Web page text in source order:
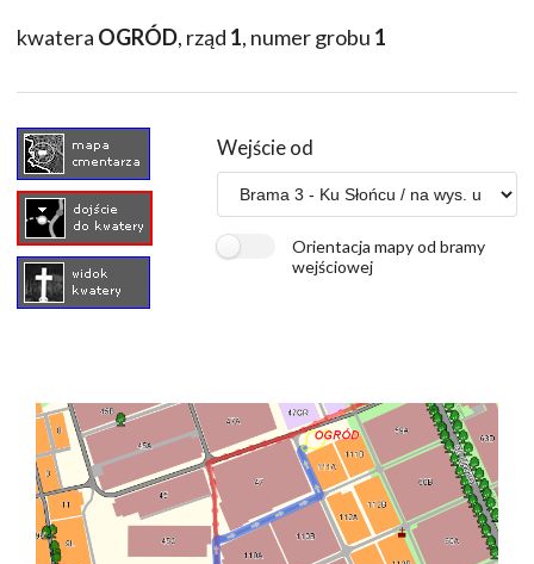
kwatera OGRÓD, rząd 1, numer grobu 1
Wejście od
Orientacja mapy od bramy
wejściowej